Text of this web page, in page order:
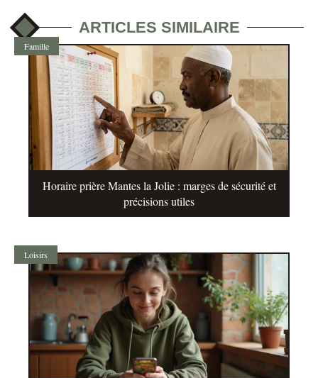
ARTICLES SIMILAIRE
Famille
Horaire prière Mantes la Jolie : marges de sécurité et
précisions utiles
Loisirs